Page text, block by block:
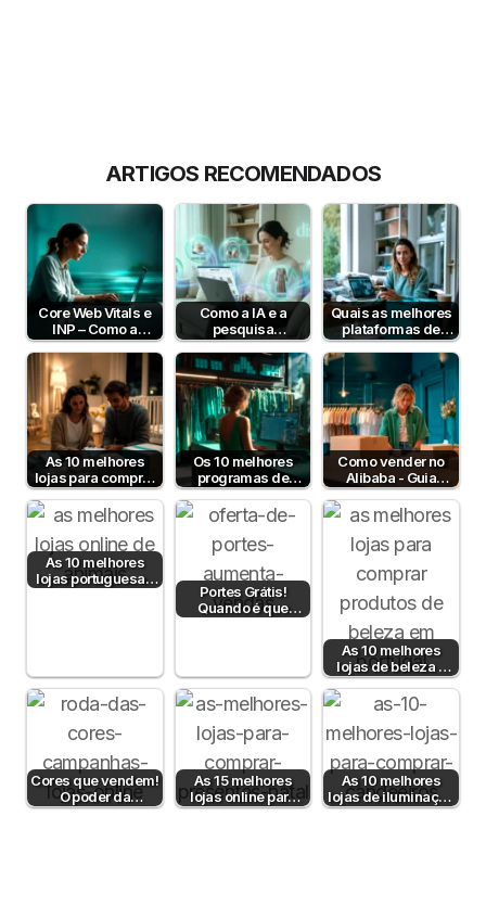
ARTIGOS RECOMENDADOS
Core Web Vitals e
INP – Como a
Velocidade e
Interatividade do…
Como a IA e a
pesquisa
semântica podem
aumentar a taxa de
conversão?
Quais as melhores
plataformas de
pagamento em
Portugal em 2026?
As 10 melhores
lojas para comprar
artigos para bebé
Os 10 melhores
programas de
faturação para lojas
online
Como vender no
Alibaba - Guia
Completo para
Empresas B2B em
Portugal
As 10 melhores
lojas portuguesas
Portes Grátis!
Quando é que
As 10 melhores
lojas de beleza e
cosmética online
em Portugal
Cores que vendem!
O poder da
psicologia da cor
As 15 melhores
lojas online para
comprar prendas
As 10 melhores
lojas de iluminação
em Portugal